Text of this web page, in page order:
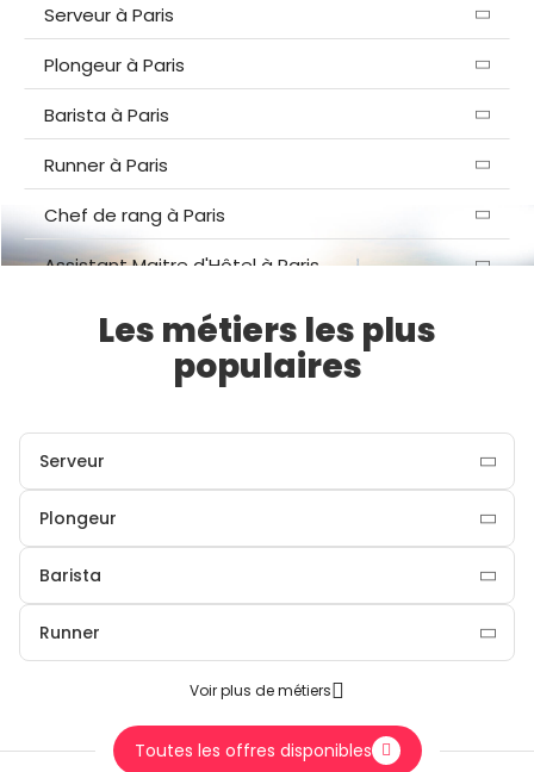
Serveur à Paris
Plongeur à Paris
Barista à Paris
Runner à Paris
Chef de rang à Paris
Assistant Maitre d'Hôtel à Paris
Voir plusLes métiers les plus
populaires
Serveur
Plongeur
Barista
Runner
Voir plus de métiers
Toutes les offres disponibles